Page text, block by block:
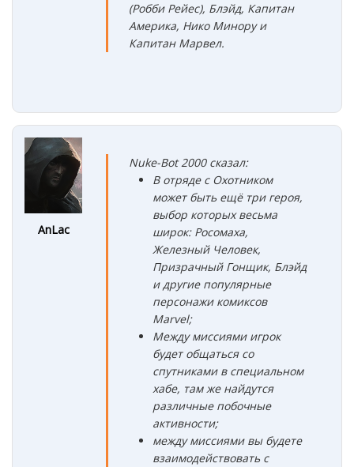
(Робби Рейес), Блэйд, Капитан
Америка, Нико Минору и
Капитан Марвел.
AnLac
Nuke-Bot 2000 сказал:
В отряде с Охотником
может быть ещё три героя,
выбор которых весьма
широк: Росомаха,
Железный Человек,
Призрачный Гонщик, Блэйд
и другие популярные
персонажи комиксов
Marvel;
Между миссиями игрок
будет общаться со
спутниками в специальном
хабе, там же найдутся
различные побочные
активности;
между миссиями вы будете
взаимодействовать с